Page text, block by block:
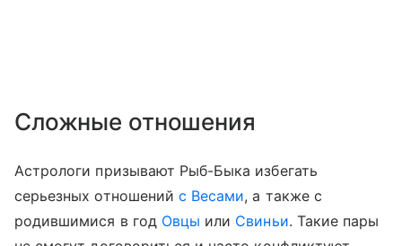
Сложные отношения
Астрологи призывают Рыб-Быка избегать
серьезных отношений с Весами, а также с
родившимися в год Овцы или Свиньи. Такие пары